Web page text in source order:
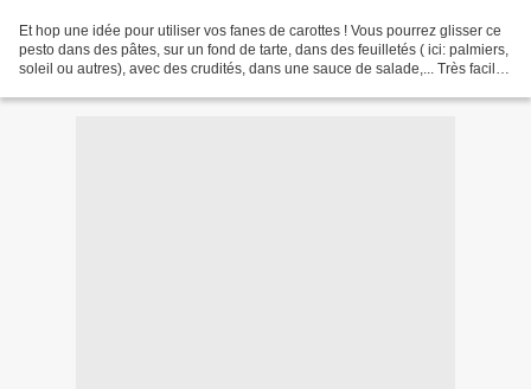
Et hop une idée pour utiliser vos fanes de carottes ! Vous pourrez glisser ce
pesto dans des pâtes, sur un fond de tarte, dans des feuilletés ( ici: palmiers,
soleil ou autres), avec des crudités, dans une sauce de salade,... Très facile